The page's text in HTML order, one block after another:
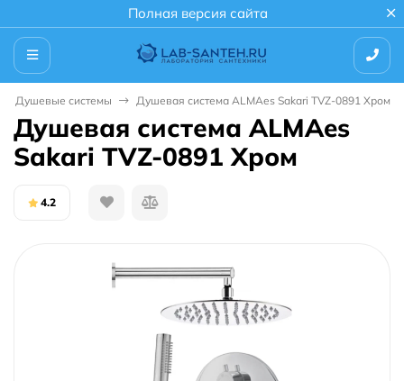
Полная версия сайта
Душевые системы Душевая система ALMAes Sakari TVZ-0891 Хром
Душевая система ALMAes
Sakari TVZ-0891 Хром
4.2